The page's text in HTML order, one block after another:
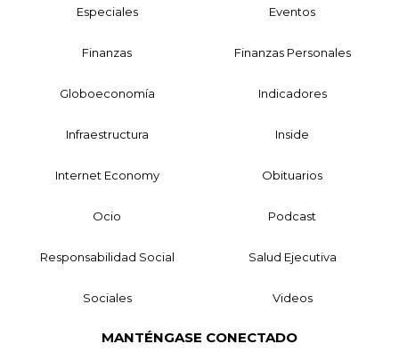
Especiales Eventos
Finanzas Finanzas Personales
Globoeconomía Indicadores
Infraestructura Inside
Internet Economy Obituarios
Ocio Podcast
Responsabilidad Social Salud Ejecutiva
Sociales Videos
MANTÉNGASE CONECTADO